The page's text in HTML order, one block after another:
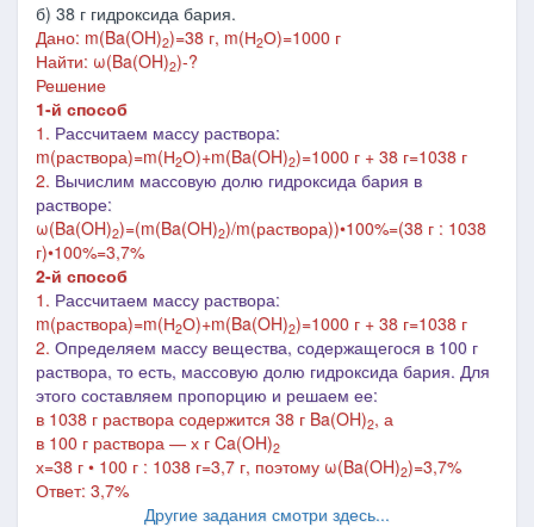
б) 38 г гидроксида бария.
Дано: m(Ba(OH)2)=38 г, m(Н2О)=1000 г
Найти: ω(Ba(OH)2)-?
Решение
1-й способ
1. Рассчитаем массу раствора:
m(раствора)=m(Н2О)+m(Ba(OH)2)=1000 г + 38 г=1038 г
2. Вычислим массовую долю гидроксида бария в
растворе:
ω(Ba(OH)2)=(m(Ba(OH)2)/m(раствора))•100%=(38 г : 1038
г)•100%=3,7%
2-й способ
1. Рассчитаем массу раствора:
m(раствора)=m(Н2О)+m(Ba(OH)2)=1000 г + 38 г=1038 г
2. Определяем массу вещества, содержащегося в 100 г
раствора, то есть, массовую долю гидроксида бария. Для
этого составляем пропорцию и решаем ее:
в 1038 г раствора содержится 38 г Ba(OH)2, а
в 100 г раствора ― х г Ca(OH)2
х=38 г • 100 г : 1038 г=3,7 г, поэтому ω(Ba(OH)2)=3,7%
Ответ: 3,7%
Другие задания смотри здесь...